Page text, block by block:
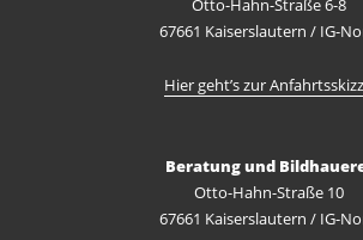
Otto-Hahn-Straße 6-8
67661 Kaiserslautern / IG-
Hier geht’s zur
Beratung und
Otto-Hahn-Straße 10
67661 Kaiserslautern / IG-